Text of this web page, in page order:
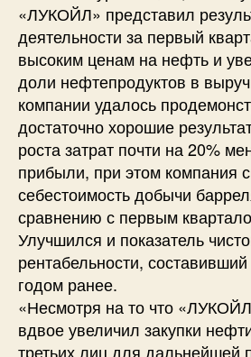
«ЛУКОЙЛ» представил
деятельности за первый
высоким ценам на нефть и
доли нефтепродуктов в
компании удалось
достаточно хорошие
роста затрат почти на 20%
прибыли, при этом компания
себестоимость добычи
сравнению с первым
Улучшился и показатель
рентабельности,
годом ранее.
«Несмотря на то что
вдвое увеличил закупки
третьих лиц для дальнейшей